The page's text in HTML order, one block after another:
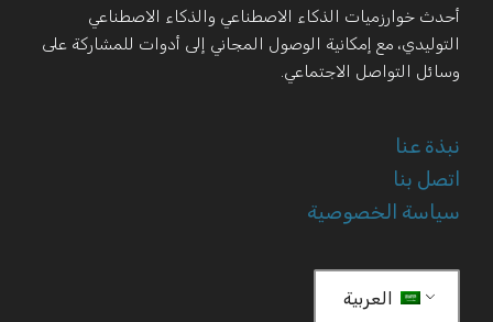
أحدث خوارزميات الذكاء الاصطناعي والذكاء الاصطناعي
التوليدي، مع إمكانية الوصول المجاني إلى أدوات للمشاركة على
وسائل التواصل الاجتماعي.
نبذة عنا
اتصل بنا
سياسة الخصوصية
العربية